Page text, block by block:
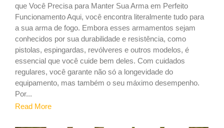
que Você Precisa para Manter Sua Arma em Perfeito
Funcionamento Aqui, você encontra literalmente tudo para
a sua arma de fogo. Embora esses armamentos sejam
conhecidos por sua durabilidade e resistência, como
pistolas, espingardas, revólveres e outros modelos, é
essencial que você cuide bem deles. Com cuidados
regulares, você garante não só a longevidade do
equipamento, mas também o seu máximo desempenho.
Por...
Read More